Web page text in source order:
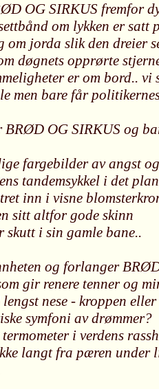
OG SIRKUS fremfor
om lykken er satt
om jorda slik den dreier
døgnets opprørte
er om bord.. vi
men bare får
OG SIRKUS og
fargebilder av angst
tandemsykkel i det
inn i visne
sitt altfor gode skinn
skutt i sin gamle bane..
og forlanger
gir renere tenner og
lengst nese - kroppen
symfoni av drømmer?
i verdens
langt fra pæren under